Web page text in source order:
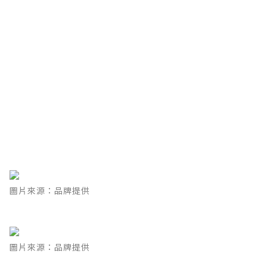
圖片來源：品牌提供
圖片來源：品牌提供